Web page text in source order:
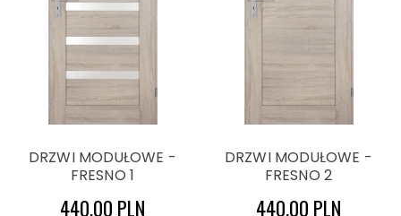
DRZWI MODUŁOWE -
FRESNO 1
440,00 PLN
DRZWI MODUŁOWE -
FRESNO 2
440,00 PLN